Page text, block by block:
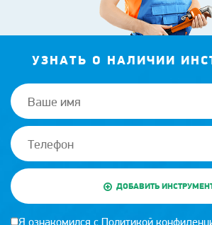
УЗНАТЬ О НАЛИЧИИ
ДОБАВИТЬ
Я ознакомился с Политикой